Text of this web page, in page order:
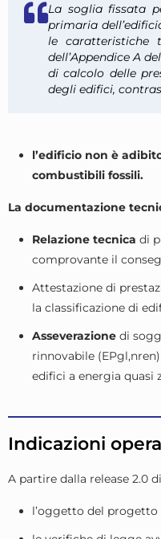
La soglia fissata
primaria
le caratteristiche
dell’Appendice A
di calcolo delle
degli edifici,
l’edificio non è
combustibili fossili.
La documentazione
Relazione tecnica di
comprovante il
Attestazione di
la classificazione di
Asseverazione di
rinnovabile
edifici a energia quasi
Indicazioni
A partire dalla release 2.0
l’oggetto del progetto